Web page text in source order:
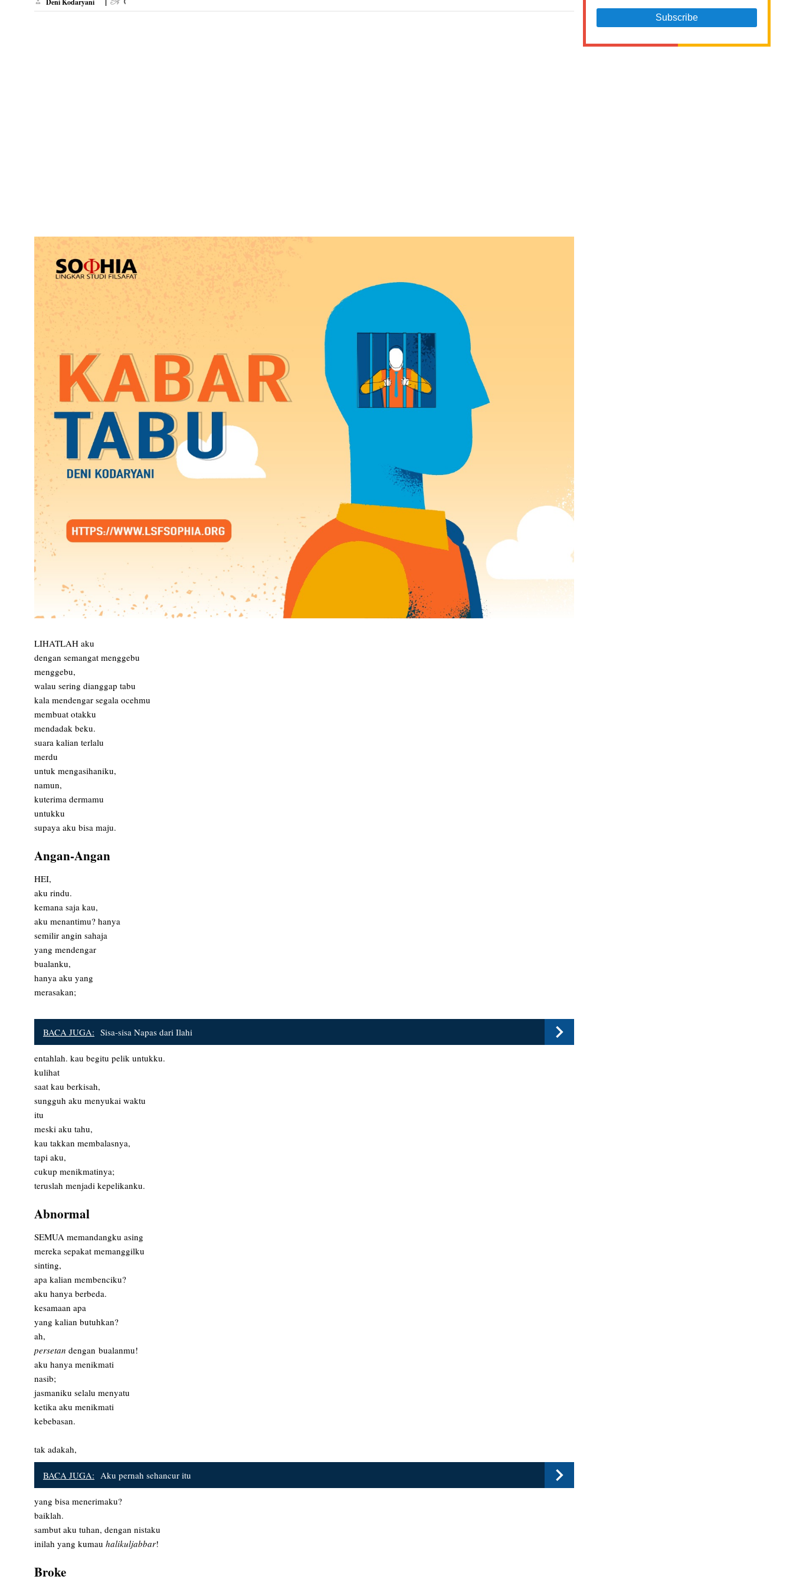
Deni Kodaryani
LIHATLAH aku
dengan semangat menggebu
menggebu,
walau sering dianggap tabu
kala mendengar segala ocehmu
membuat otakku
mendadak beku.
suara kalian terlalu
merdu
untuk mengasihaniku,
namun,
kuterima dermamu
untukku
supaya aku bisa maju.
Angan-Angan
HEI,
aku rindu.
kemana saja kau,
aku menantimu? hanya
semilir angin sahaja
yang mendengar
bualanku,
hanya aku yang
merasakan;
BACA JUGA: Sisa-sisa Napas dari Ilahi
entahlah. kau begitu pelik untukku.
kulihat
saat kau berkisah,
sungguh aku menyukai waktu
itu
meski aku tahu,
kau takkan membalasnya,
tapi aku,
cukup menikmatinya;
teruslah menjadi kepelikanku.
Abnormal
SEMUA memandangku asing
mereka sepakat memanggilku
sinting,
apa kalian membenciku?
aku hanya berbeda.
kesamaan apa
yang kalian butuhkan?
ah,
persetan dengan bualanmu!
aku hanya menikmati
nasib;
jasmaniku selalu menyatu
ketika aku menikmati
kebebasan.
tak adakah,
BACA JUGA: Aku pernah sehancur itu
yang bisa menerimaku?
baiklah.
sambut aku tuhan, dengan nistaku
inilah yang kumau halikuljabbar!
Broke